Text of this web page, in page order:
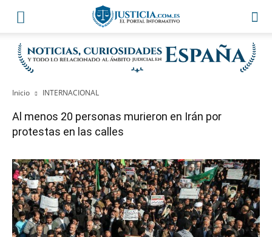
Inicio INTERNACIONAL
Al menos 20 personas murieron en Irán por
protestas en las calles